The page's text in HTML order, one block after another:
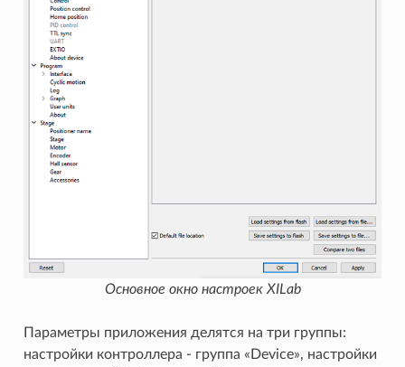
Основное окно настроек XILab
Параметры приложения делятся на три группы:
настройки контроллера - группа «Device», настройки